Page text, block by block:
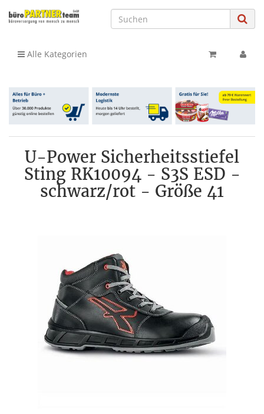
Alle Kategorien
U-Power Sicherheitsstiefel
Sting RK10094 - S3S ESD -
schwarz/rot - Größe 41